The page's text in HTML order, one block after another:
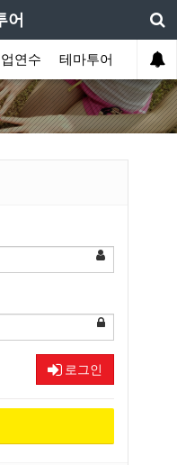
어
연수 테마투어 데이투
로그인